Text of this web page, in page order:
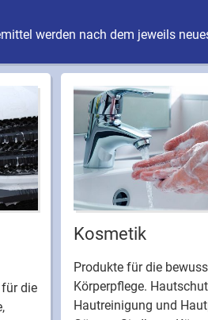
werden nach dem jeweils
die
Kosmetik
Produkte für die
Körperpflege.
Hautreinigung und